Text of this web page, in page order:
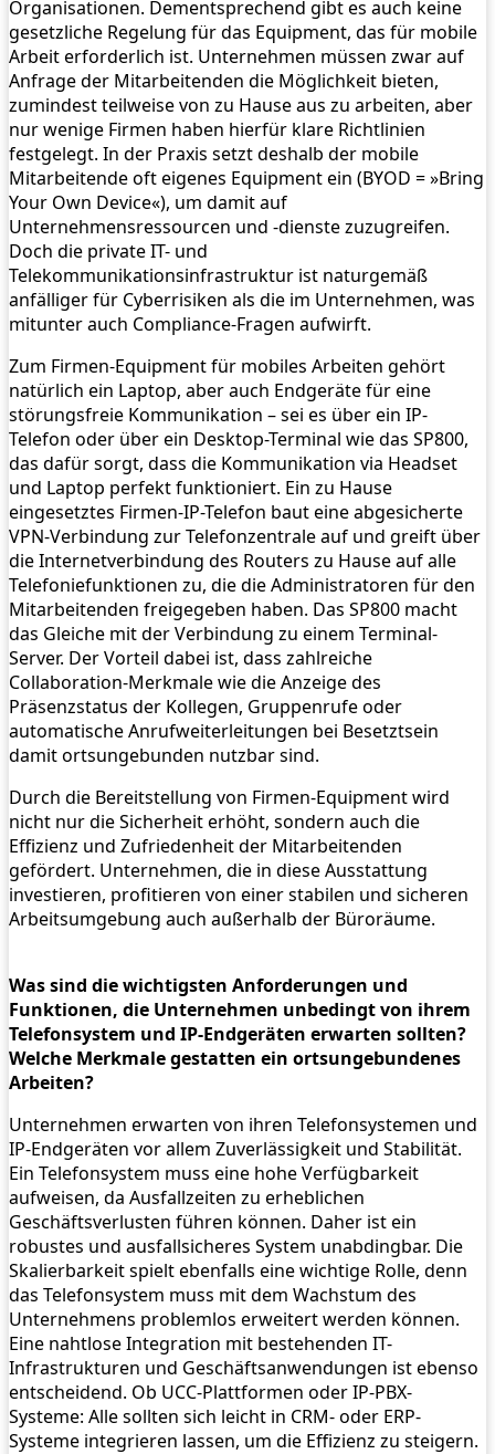
Organisationen. Dementsprechend gibt es auch keine
gesetzliche Regelung für das Equipment, das für mobile
Arbeit erforderlich ist. Unternehmen müssen zwar auf
Anfrage der Mitarbeitenden die Möglichkeit bieten,
zumindest teilweise von zu Hause aus zu arbeiten, aber
nur wenige Firmen haben hierfür klare Richtlinien
festgelegt. In der Praxis setzt deshalb der mobile
Mitarbeitende oft eigenes Equipment ein (BYOD = »Bring
Your Own Device«), um damit auf
Unternehmensressourcen und -dienste zuzugreifen.
Doch die private IT- und
Telekommunikationsinfrastruktur ist naturgemäß
anfälliger für Cyberrisiken als die im Unternehmen, was
mitunter auch Compliance-Fragen aufwirft.
Zum Firmen-Equipment für mobiles Arbeiten gehört
natürlich ein Laptop, aber auch Endgeräte für eine
störungsfreie Kommunikation – sei es über ein IP-
Telefon oder über ein Desktop-Terminal wie das SP800,
das dafür sorgt, dass die Kommunikation via Headset
und Laptop perfekt funktioniert. Ein zu Hause
eingesetztes Firmen-IP-Telefon baut eine abgesicherte
VPN-Verbindung zur Telefonzentrale auf und greift über
die Internetverbindung des Routers zu Hause auf alle
Telefoniefunktionen zu, die die Administratoren für den
Mitarbeitenden freigegeben haben. Das SP800 macht
das Gleiche mit der Verbindung zu einem Terminal-
Server. Der Vorteil dabei ist, dass zahlreiche
Collaboration-Merkmale wie die Anzeige des
Präsenzstatus der Kollegen, Gruppenrufe oder
automatische Anrufweiterleitungen bei Besetztsein
damit ortsungebunden nutzbar sind.
Durch die Bereitstellung von Firmen-Equipment wird
nicht nur die Sicherheit erhöht, sondern auch die
Effizienz und Zufriedenheit der Mitarbeitenden
gefördert. Unternehmen, die in diese Ausstattung
investieren, profitieren von einer stabilen und sicheren
Arbeitsumgebung auch außerhalb der Büroräume.
Was sind die wichtigsten Anforderungen und
Funktionen, die Unternehmen unbedingt von ihrem
Telefonsystem und ­IP-Endgeräten erwarten sollten?
Welche Merkmale gestatten ein ortsungebundenes
Arbeiten?
Unternehmen erwarten von ihren Telefonsystemen und
IP-Endgeräten vor allem Zuverlässigkeit und Stabilität.
Ein Telefonsystem muss eine hohe Verfügbarkeit
aufweisen, da Ausfallzeiten zu erheblichen
Geschäftsverlusten führen können. Daher ist ein
robustes und ausfallsicheres System unabdingbar. Die
Skalierbarkeit spielt ebenfalls eine wichtige Rolle, denn
das Telefonsystem muss mit dem Wachstum des
Unternehmens problemlos erweitert werden können.
Eine nahtlose Integration mit bestehenden IT-
Infrastrukturen und Geschäftsanwendungen ist ebenso
entscheidend. Ob UCC-Plattformen oder IP-PBX-
Systeme: Alle sollten sich leicht in CRM- oder ERP-
Systeme integrieren lassen, um die Effizienz zu steigern.